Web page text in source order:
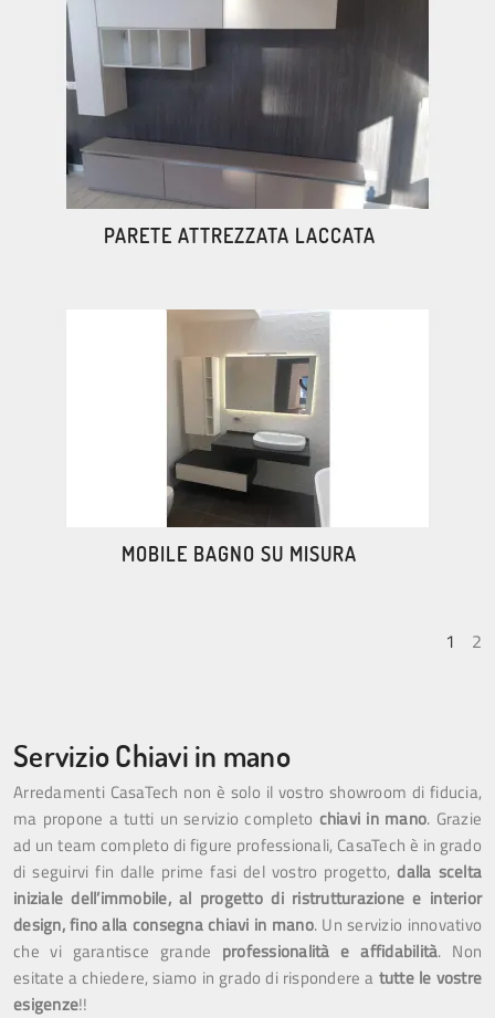
PARETE ATTREZZATA LACCATA
MOBILE BAGNO SU MISURA
1 2
Servizio Chiavi in mano
Arredamenti CasaTech non è solo il vostro showroom di fiducia,
ma propone a tutti un servizio completo chiavi in mano. Grazie
ad un team completo di figure professionali, CasaTech è in grado
di seguirvi fin dalle prime fasi del vostro progetto,dalla scelta
iniziale dell’immobile, al progetto di ristrutturazione e interior
design, fino alla consegna chiavi in mano. Un servizio innovativo
che vi garantisce grande professionalità e affidabilità. Non
esitate a chiedere, siamo in grado di rispondere a tutte le vostre
esigenze!!